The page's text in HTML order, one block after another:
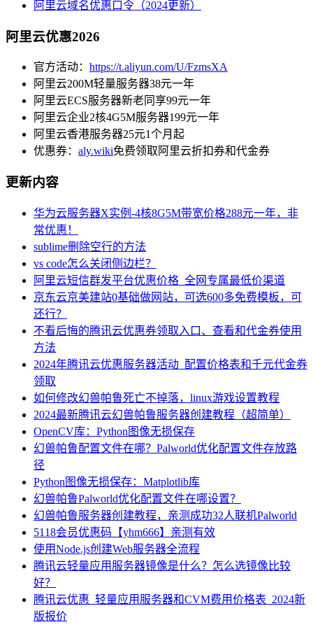
阿里云域名优惠口令（2024更新）
阿里云优惠2026
官方活动： https://t.aliyun.com/U/FzmsXA
阿里云200M轻量服务器38元一年
阿里云ECS服务器新老同享99元一年
阿里云企业2核4G5M服务器199元一年
阿里云香港服务器25元1个月起
优惠券： aly.wiki免费领取阿里云折扣券和代金券
更新内容
华为云服务器X实例-4核8G5M带宽价格288元一年，非
常优惠！
sublime删除空行的方法
vs code怎么关闭侧边栏？
阿里云短信群发平台优惠价格_全网专属最低价渠道
京东云京美建站0基础做网站，可选600多免费模板，可
还行？
不看后悔的腾讯云优惠券领取入口、查看和代金券使用
方法
2024年腾讯云优惠服务器活动_配置价格表和千元代金券
领取
如何修改幻兽帕鲁死亡不掉落，linux游戏设置教程
2024最新腾讯云幻兽帕鲁服务器创建教程（超简单）
OpenCV库：Python图像无损保存
幻兽帕鲁配置文件在哪？Palworld优化配置文件存放路
径
Python图像无损保存：Matplotlib库
幻兽帕鲁Palworld优化配置文件在哪设置？
幻兽帕鲁服务器创建教程，亲测成功32人联机Palworld
5118会员优惠码【yhm666】亲测有效
使用Node.js创建Web服务器全流程
腾讯云轻量应用服务器镜像是什么？怎么选镜像比较
好？
腾讯云优惠_轻量应用服务器和CVM费用价格表_2024新
版报价